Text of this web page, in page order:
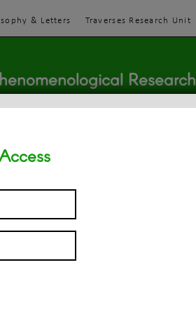
& Letters Traverses Research Unit
Research